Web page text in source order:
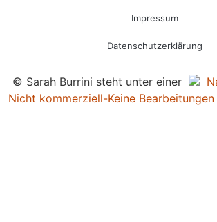
Impressum
Datenschutzerklärung
© Sarah Burrini steht unter einer
Nicht kommerziell-Keine